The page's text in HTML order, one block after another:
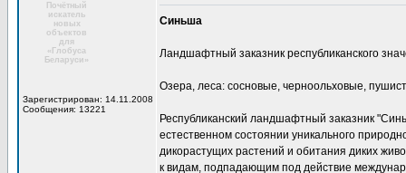
Почётный
искатель
новых
объектов
для
«Глобуса
Беларуси»
Зарегистрирован: 14.11.2008
Сообщения: 13221
Синьша
Ландшафтный заказник республиканского
Озера, леса: сосновые, черноольховые,
Республиканский ландшафтный заказник
естественном состоянии уникального
дикорастущих растений и обитания диких
к видам, подпадающим под действие